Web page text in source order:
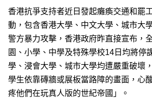
香港抗爭支持者近日發起癱瘓交通和罷
動，包含香港大學、中文大學、城市大
警方暴力攻擊，香港政府昨直接宣布，
園、小學、中學及特殊學校14日均將停
學、浸會大學、城市大學均遭嚴重破壞
學生依靠磚牆或展板當路障的畫面，心
疼他們在玩真人版的世紀帝國」。